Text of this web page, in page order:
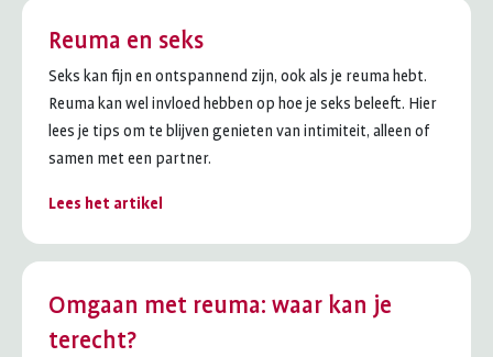
Reuma en seks
Seks kan fijn en ontspannend zijn, ook als je reuma hebt.
Reuma kan wel invloed hebben op hoe je seks beleeft. Hier
lees je tips om te blijven genieten van intimiteit, alleen of
samen met een partner.
Lees het artikel
Omgaan met reuma: waar kan je
terecht?